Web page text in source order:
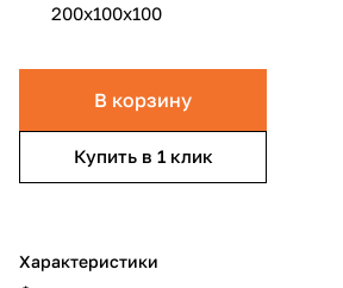
200x100x100
В корзину
Купить в 1 клик
Характеристики